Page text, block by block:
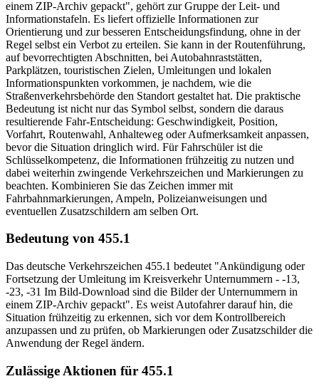
einem ZIP-Archiv gepackt", gehört zur Gruppe der Leit- und
Informationstafeln. Es liefert offizielle Informationen zur
Orientierung und zur besseren Entscheidungsfindung, ohne in der
Regel selbst ein Verbot zu erteilen. Sie kann in der Routenführung,
auf bevorrechtigten Abschnitten, bei Autobahnraststätten,
Parkplätzen, touristischen Zielen, Umleitungen und lokalen
Informationspunkten vorkommen, je nachdem, wie die
Straßenverkehrsbehörde den Standort gestaltet hat. Die praktische
Bedeutung ist nicht nur das Symbol selbst, sondern die daraus
resultierende Fahr-Entscheidung: Geschwindigkeit, Position,
Vorfahrt, Routenwahl, Anhalteweg oder Aufmerksamkeit anpassen,
bevor die Situation dringlich wird. Für Fahrschüler ist die
Schlüsselkompetenz, die Informationen frühzeitig zu nutzen und
dabei weiterhin zwingende Verkehrszeichen und Markierungen zu
beachten. Kombinieren Sie das Zeichen immer mit
Fahrbahnmarkierungen, Ampeln, Polizeianweisungen und
eventuellen Zusatzschildern am selben Ort.
Bedeutung von 455.1
Das deutsche Verkehrszeichen 455.1 bedeutet "Ankündigung oder
Fortsetzung der Umleitung im Kreisverkehr Unternummern - -13,
-23, -31 Im Bild-Download sind die Bilder der Unternummern in
einem ZIP-Archiv gepackt". Es weist Autofahrer darauf hin, die
Situation frühzeitig zu erkennen, sich vor dem Kontrollbereich
anzupassen und zu prüfen, ob Markierungen oder Zusatzschilder die
Anwendung der Regel ändern.
Zulässige Aktionen für 455.1